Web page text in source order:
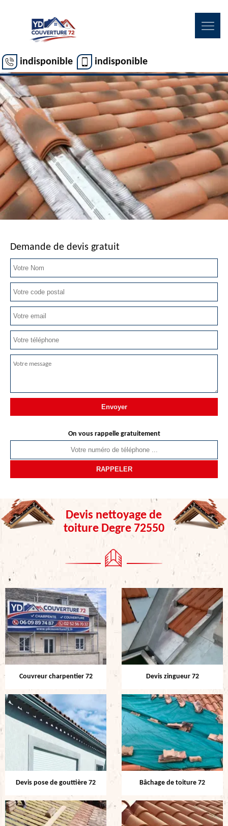
indisponible indisponible
Demande de devis gratuit
On vous rappelle gratuitement
Devis nettoyage de
toiture Degre 72550
Couvreur charpentier 72 Devis zingueur 72
Devis pose de gouttière 72 Bâchage de toiture 72